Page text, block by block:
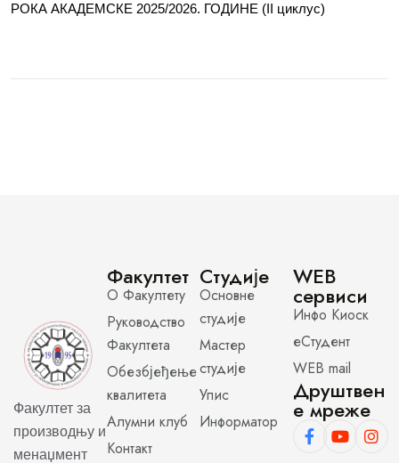
РОКА АКАДЕМСКЕ 2025/2026. ГОДИНЕ (II циклус)
Факултет за
производњу и
менаџмент
Факултет
О Факултету
Руководство
Факултета
Обезбјеђење
квалитета
Алумни клуб
Контакт
Студије
Основне
студије
Мастер
студије
Упис
Информатор
WEB
сервиси
Инфо Киоск
еСтудент
WEB mail
Друштвен
е мреже